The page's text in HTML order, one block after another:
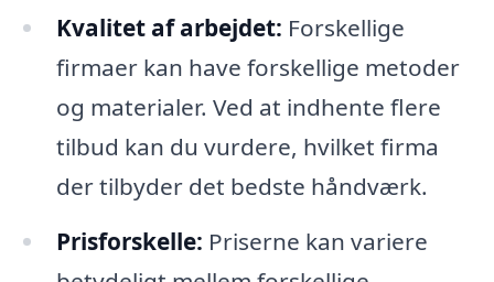
Kvalitet af arbejdet: Forskellige
firmaer kan have forskellige metoder
og materialer. Ved at indhente flere
tilbud kan du vurdere, hvilket firma
der tilbyder det bedste håndværk.
Prisforskelle: Priserne kan variere